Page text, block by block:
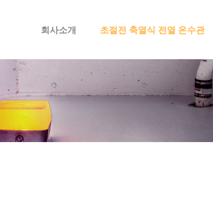
회사소개 초절전 축열식 전열 온수관